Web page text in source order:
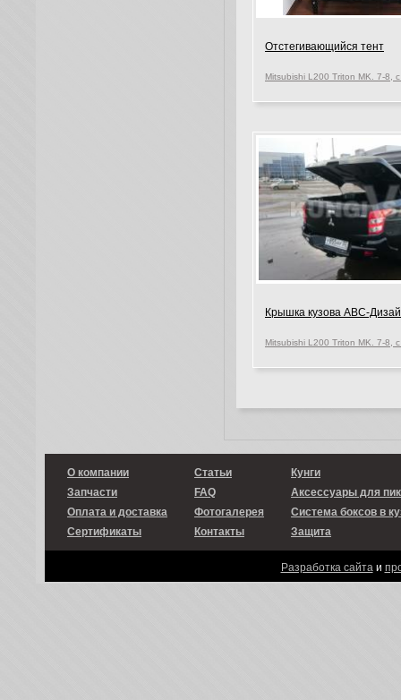
Отстегивающийся тент
Крышка кузова ABC-
О компании
Запчасти
Оплата и доставка
Сертификаты
Статьи
FAQ
Фотогалерея
Контакты
Кунги
Аксессуары для
Система боксов в
Защита
Разработка сайтаи